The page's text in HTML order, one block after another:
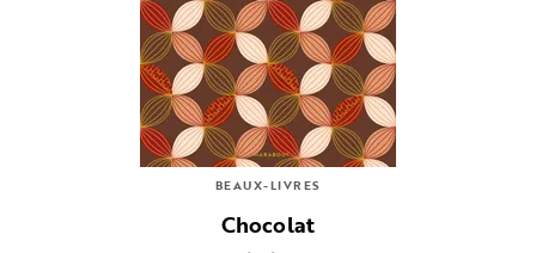
BEAUX-LIVRES
Chocolat